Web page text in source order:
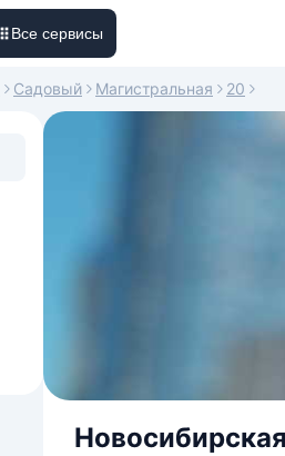
Все сервисы
Садовый Магистральная 20